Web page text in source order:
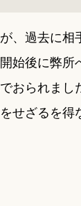
、過去に相
始後に弊所
おられまし
せざるを得